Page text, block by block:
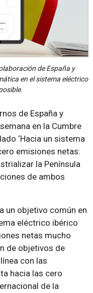
de España y
en el sistema eléctrico
de España y
en la Cumbre
‘Hacia un sistema
emisiones netas:
la Península
de ambos
un objetivo común en
eléctrico ibérico
netas mucho
de objetivos de
con las
hacia las cero
de la